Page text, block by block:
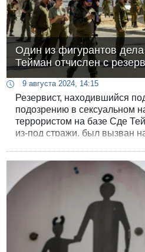
Один из фигурантов
Тейман отчислен с
9 августа 2024, 14:15
Резервист, находившийся
подозрению в сексуальном
террористом на базе Сде
из-под стражи, был вызван